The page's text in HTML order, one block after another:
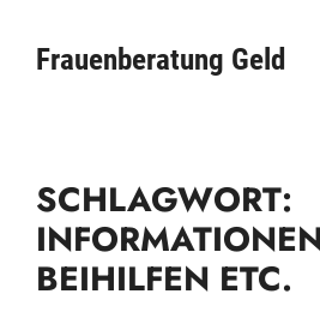
InhaltFrauenberatung Geld
SCHLAGWORT:
BEIHILFEN ETC.